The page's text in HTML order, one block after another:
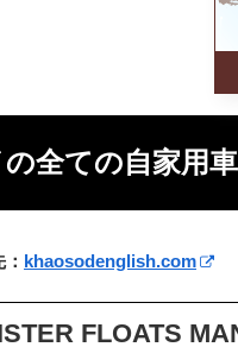
の全ての自家用
khaosodenglish.com
FLOATS